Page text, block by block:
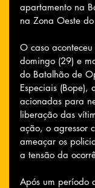
apartamento na
na Zona Oeste
O caso
domingo (29) e
do Batalhão de
Especiais (Bope),
acionadas para
liberação das
ação, o agressor
ameaçar os
a tensão da
Após um período